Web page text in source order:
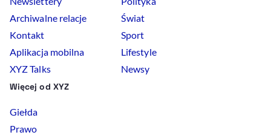
Archiwalne relacje
Kontakt
Aplikacja mobilna
XYZ Talks
Świat
Sport
Lifestyle
Newsy
Więcej od XYZ
Giełda
Prawo